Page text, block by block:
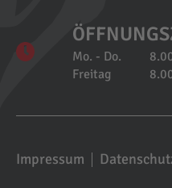
Mo. - Do.
Freitag
Impressum